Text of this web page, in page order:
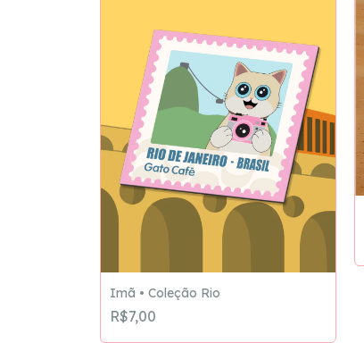
Imã • Coleção Rio
R$7,00